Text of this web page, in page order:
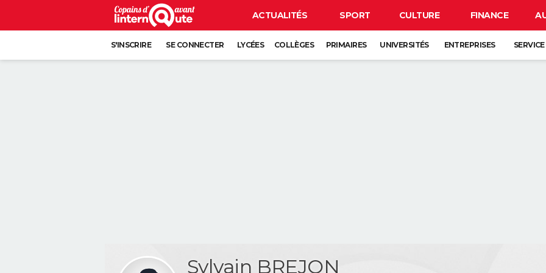
ACTUALITÉS SPORT CULTURE FINANCE
S'INSCRIRE SE CONNECTER LYCÉES COLLÈGES PRIMAIRES UNIVERSITÉS ENTREPRISES
Sylvain BREJON